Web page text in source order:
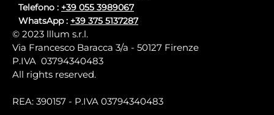
Telefono : +39 055 3989067
WhatsApp : +39 375 5137287
© 2023 lllum s.r.l.
Via Francesco Baracca 3/a - 50127 Firenze
P.IVA 03794340483
All rights reserved.
REA: 390157 - P.IVA 03794340483